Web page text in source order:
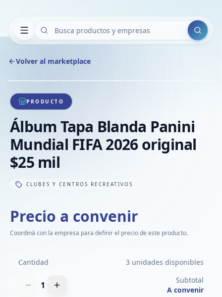
Buscar
Volver al marketplace
1/1
PRODUCTO
Álbum Tapa Blanda Panini
Mundial FIFA 2026 original
$25 mil
CLUBES Y CENTROS RECREATIVOS
Precio a convenir
Coordiná con la empresa para definir el precio de este producto.
Cantidad 3 unidades disponibles
1
Subtotal
A convenir